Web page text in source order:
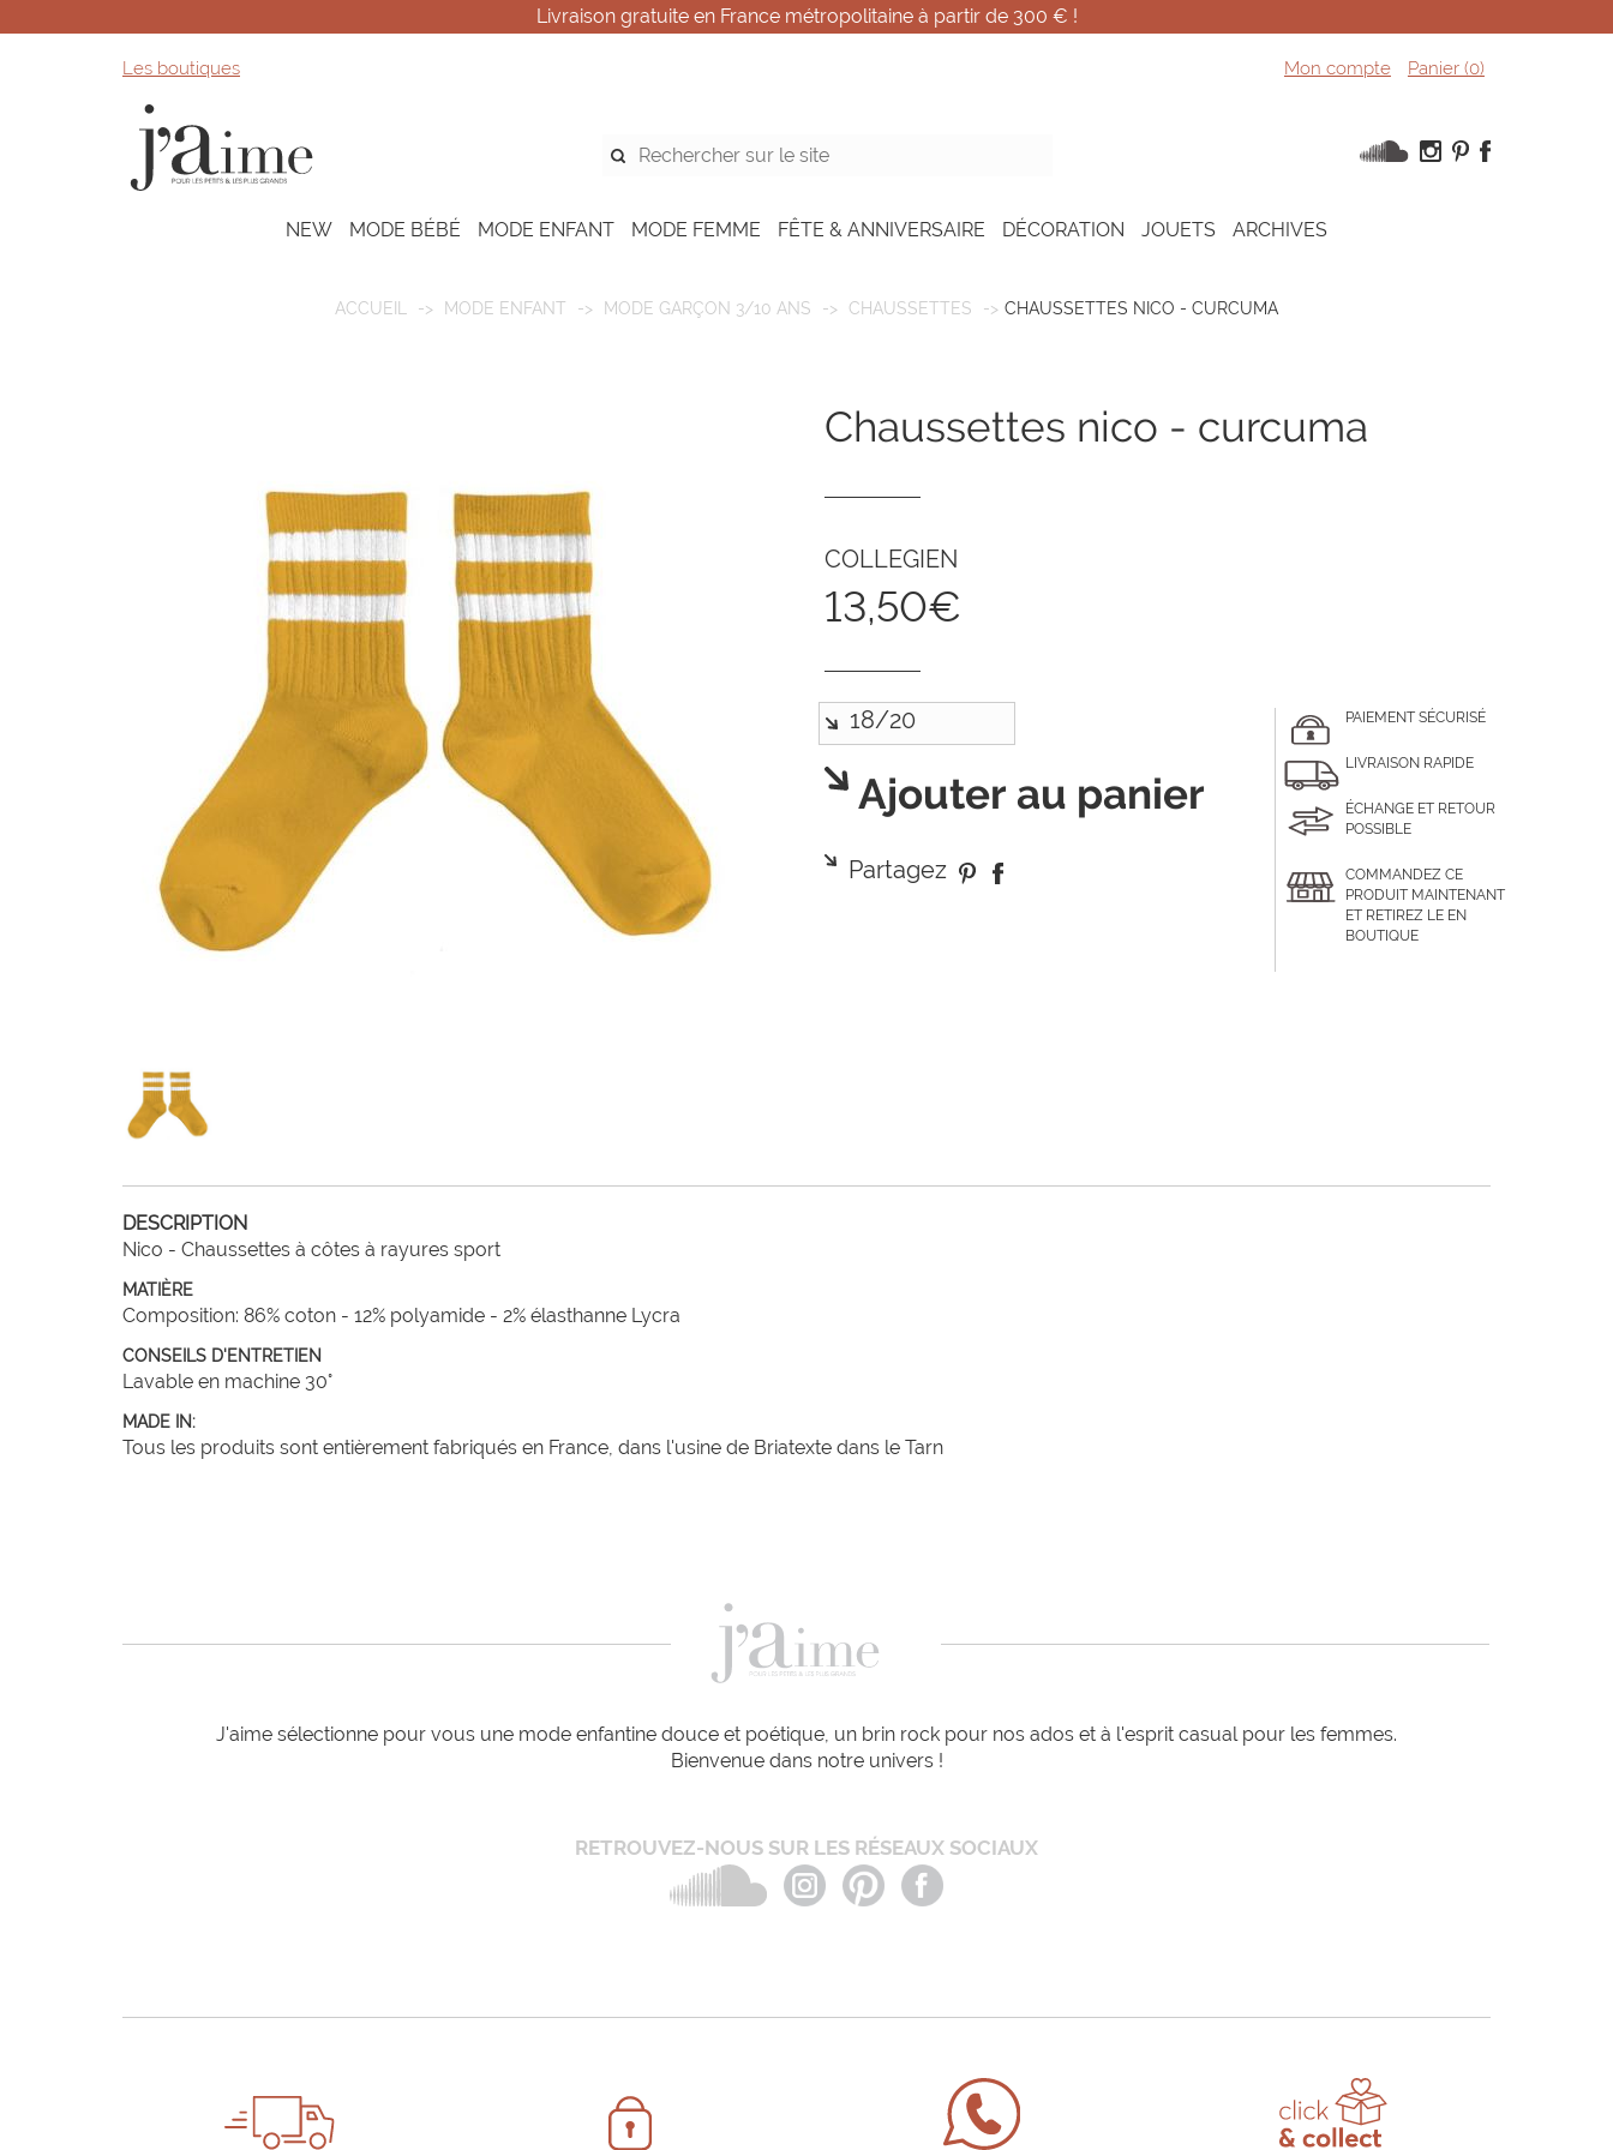
Livraison gratuite en France métropolitaine à partir de 300 € !
Les boutiques Mon compte Panier (0)
NEW MODE BÉBÉ MODE ENFANT MODE FEMME FÊTE & ANNIVERSAIRE DÉCORATION JOUETS ARCHIVES
ACCUEIL MODE ENFANT MODE GARÇON 3/10 ANS CHAUSSETTES CHAUSSETTES NICO - CURCUMA
chaussettes nico - curcuma
COLLEGIEN
13,50€
Ajouter au panier
Partagez
PAIEMENT SÉCURISÉ
LIVRAISON RAPIDE
ÉCHANGE ET RETOUR
POSSIBLE
COMMANDEZ CE
PRODUIT MAINTENANT
ET RETIREZ LE EN
BOUTIQUE
DESCRIPTION
Nico - Chaussettes à côtes à rayures sport
MATIÈRE
Composition: 86% coton - 12% polyamide - 2% élasthanne Lycra
CONSEILS D'ENTRETIEN
Lavable en machine 30°
MADE IN:
Tous les produits sont entièrement fabriqués en France, dans l'usine de Briatexte dans le Tarn
J'aime sélectionne pour vous une mode enfantine douce et poétique, un brin rock pour nos ados et à l'esprit casual pour les femmes.
Bienvenue dans notre univers !
RETROUVEZ-NOUS SUR LES RÉSEAUX SOCIAUX